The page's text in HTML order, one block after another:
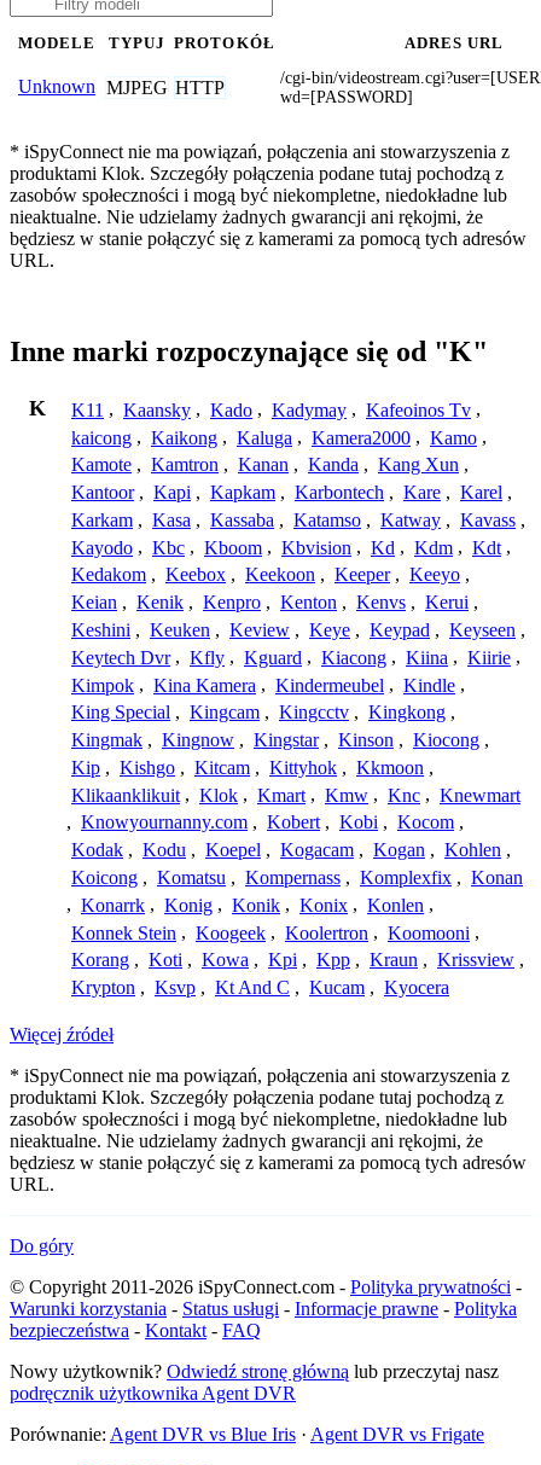
MODELE TYPUJ PROTOKÓŁ ADRES URL
Unknown MJPEG HTTP
/cgi-bin/
wd=[PASSWORD]
* iSpyConnect nie ma powiązań, połączenia ani stowarzyszenia z
produktami Klok. Szczegóły połączenia podane tutaj pochodzą z
zasobów społeczności i mogą być niekompletne, niedokładne lub
nieaktualne. Nie udzielamy żadnych gwarancji ani rękojmi, że
będziesz w stanie połączyć się z kamerami za pomocą tych adresów
URL.
Inne marki rozpoczynające się od "K"
K K11 , Kaansky , Kado , Kadymay , Kafeoinos Tv ,
kaicong , Kaikong , Kaluga , Kamera2000 , Kamo ,
Kamote , Kamtron , Kanan , Kanda , Kang Xun ,
Kantoor , Kapi , Kapkam , Karbontech , Kare , Karel ,
Karkam , Kasa , Kassaba , Katamso , Katway , Kavass ,
Kayodo , Kbc , Kboom , Kbvision , Kd , Kdm , Kdt ,
Kedakom , Keebox , Keekoon , Keeper , Keeyo ,
Keian , Kenik , Kenpro , Kenton , Kenvs , Kerui ,
Keshini , Keuken , Keview , Keye , Keypad , Keyseen ,
Keytech Dvr , Kfly , Kguard , Kiacong , Kiina , Kiirie ,
Kimpok , Kina Kamera , Kindermeubel , Kindle ,
King Special , Kingcam , Kingcctv , Kingkong ,
Kingmak , Kingnow , Kingstar , Kinson , Kiocong ,
Kip , Kishgo , Kitcam , Kittyhok , Kkmoon ,
Klikaanklikuit , Klok , Kmart , Kmw , Knc , Knewmart
, Knowyournanny.com , Kobert , Kobi , Kocom ,
Kodak , Kodu , Koepel , Kogacam , Kogan , Kohlen ,
Koicong , Komatsu , Kompernass , Komplexfix , Konan
, Konarrk , Konig , Konik , Konix , Konlen ,
Konnek Stein , Koogeek , Koolertron , Koomooni ,
Korang , Koti , Kowa , Kpi , Kpp , Kraun , Krissview ,
Krypton , Ksvp , Kt And C , Kucam , Kyocera
Więcej źródeł
* iSpyConnect nie ma powiązań, połączenia ani stowarzyszenia z
produktami Klok. Szczegóły połączenia podane tutaj pochodzą z
zasobów społeczności i mogą być niekompletne, niedokładne lub
nieaktualne. Nie udzielamy żadnych gwarancji ani rękojmi, że
będziesz w stanie połączyć się z kamerami za pomocą tych adresów
URL.
Do góry
© Copyright 2011-2026 iSpyConnect.com - Polityka prywatności -
Warunki korzystania - Status usługi - Informacje prawne - Polityka
bezpieczeństwa - Kontakt - FAQ
Nowy użytkownik? Odwiedź stronę główną lub przeczytaj nasz
podręcznik użytkownika Agent DVR
Porównanie: Agent DVR vs Blue Iris · Agent DVR vs Frigate